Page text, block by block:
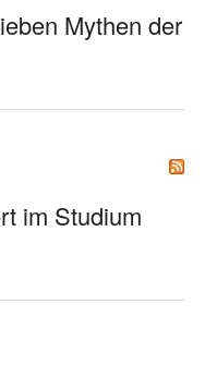
Mythen der
im Studium